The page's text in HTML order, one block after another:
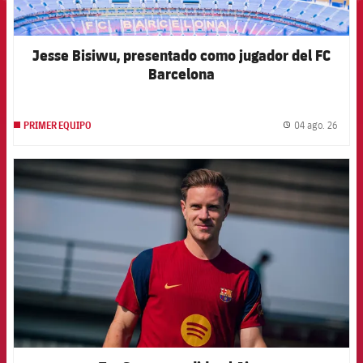
Jesse Bisiwu, presentado como jugador del FC
Barcelona
PRIMER EQUIPO 04 ago. 26
FCB Barcelona badge